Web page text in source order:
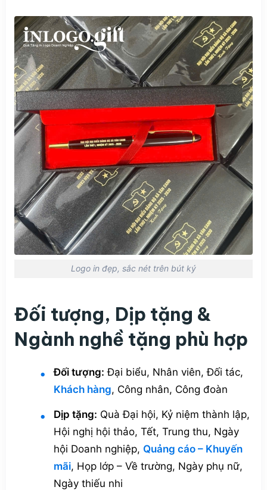
Logo in đẹp, sắc nét trên bút ký
Đối tượng, Dịp tặng &
Ngành nghề tặng phù hợp
Đối tượng: Đại biểu, Nhân viên, Đối tác,
Khách hàng, Công nhân, Công đoàn
Dịp tặng: Quà Đại hội, Kỷ niệm thành lập,
Hội nghị hội thảo, Tết, Trung thu, Ngày
hội Doanh nghiệp, Quảng cáo – Khuyến
mãi, Họp lớp – Về trường, Ngày phụ nữ,
Ngày thiếu nhi